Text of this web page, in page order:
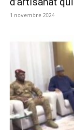
1 novembre 2024